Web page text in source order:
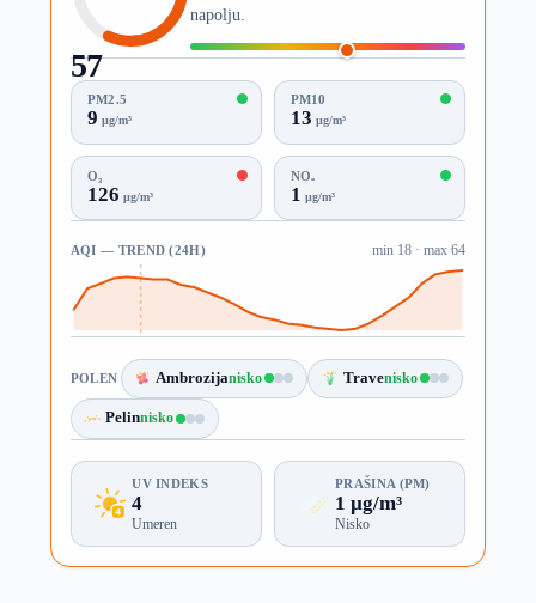
57
AQI
napolju.
PM2.5
9 µg/m³
PM10
13 µg/m³
O₃
126 µg/m³
NO₂
1 µg/m³
AQI — TREND (24H) min 18 · max 64
POLEN Ambrozijanisko Travenisko
Pelinnisko
UV INDEKS
4
Umeren
PRAŠINA (PM)
1 µg/m³
Nisko